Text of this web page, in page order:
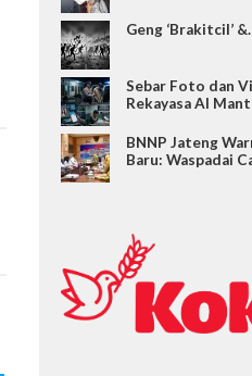
Geng ‘Brakitcil’
Sebar Foto dan
Rekayasa AI
BNNP Jateng
Baru: Waspadai